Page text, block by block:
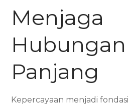
Menjaga
Hubungan
Panjang
Kepercayaan menjadi